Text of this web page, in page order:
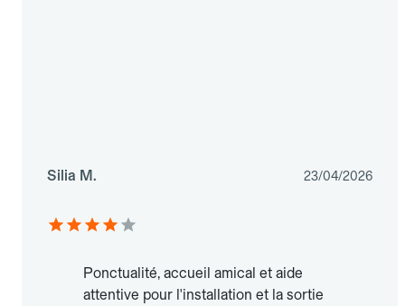
Silia M. 23/04/2026
Ponctualité, accueil amical et aide
attentive pour l'installation et la sortie